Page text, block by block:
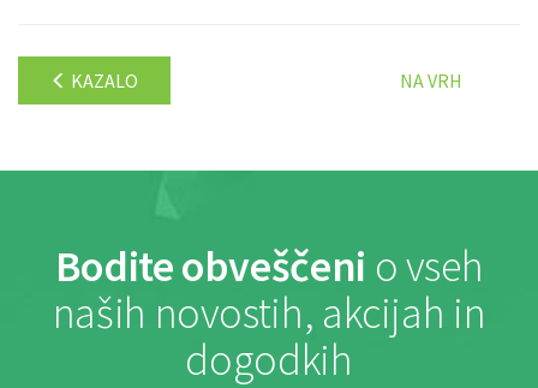
KAZALO NA VRH
Bodite obveščeni o vseh
naših novostih, akcijah in
dogodkih